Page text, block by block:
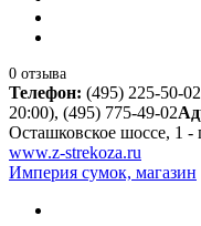
0 отзыва
Телефон: (495) 225-50-
20:00), (495) 775-49-02
Осташковское шоссе, 1
www.z-strekoza.ru
Империя сумок, магазин